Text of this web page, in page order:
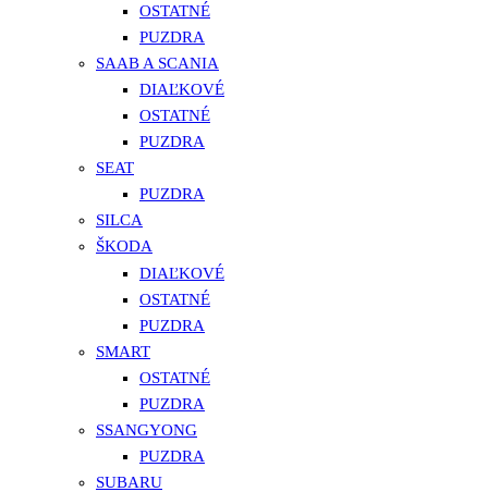
OSTATNÉ
PUZDRA
SAAB A SCANIA
DIAĽKOVÉ
OSTATNÉ
PUZDRA
SEAT
PUZDRA
SILCA
ŠKODA
DIAĽKOVÉ
OSTATNÉ
PUZDRA
SMART
OSTATNÉ
PUZDRA
SSANGYONG
PUZDRA
SUBARU